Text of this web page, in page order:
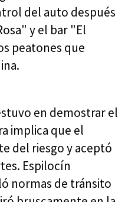
del auto después
y el bar "El
peatones que
en demostrar el
implica que el
del riesgo y aceptó
Espilocín
normas de tránsito